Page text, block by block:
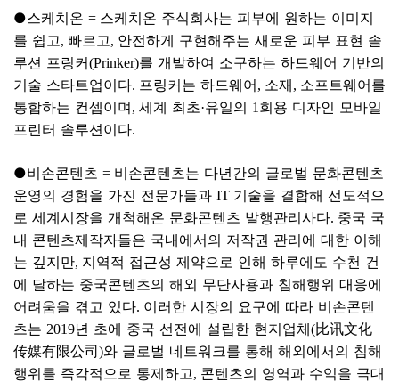
●스케치온 = 스케치온 주식회사는 피부에 원하는 이미지
를 쉽고, 빠르고, 안전하게 구현해주는 새로운 피부 표현 솔
루션 프링커(Prinker)를 개발하여 소구하는 하드웨어 기반의
기술 스타트업이다. 프링커는 하드웨어, 소재, 소프트웨어를
통합하는 컨셉이며, 세계 최초·유일의 1 회용 디자인 모바일
프린터 솔루션이다.
●비손콘텐츠 = 비손콘텐츠는 다년간의 글로벌 문화콘텐츠
운영의 경험을 가진 전문가들과 IT 기술을 결합해 선도적으
로 세계시장을 개척해온 문화콘텐츠 발행관리사다. 중국 국
내 콘텐츠제작자들은 국내에서의 저작권 관리에 대한 이해
는 깊지만, 지역적 접근성 제약으로 인해 하루에도 수천 건
에 달하는 중국콘텐츠의 해외 무단사용과 침해행위 대응에
어려움을 겪고 있다. 이러한 시장의 요구에 따라 비손콘텐
츠는 2019년 초에 중국 선전에 설립한 현지업체(比讯文化
传媒有限公司)와 글로벌 네트워크를 통해 해외에서의 침해
행위를 즉각적으로 통제하고, 콘텐츠의 영역과 수익을 극대